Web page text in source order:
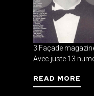
3 Façade
Avec juste 13
READ MORE